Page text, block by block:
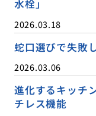
水栓」
2026.03.18
蛇口選びで失敗
2026.03.06
進化するキッチ
チレス機能